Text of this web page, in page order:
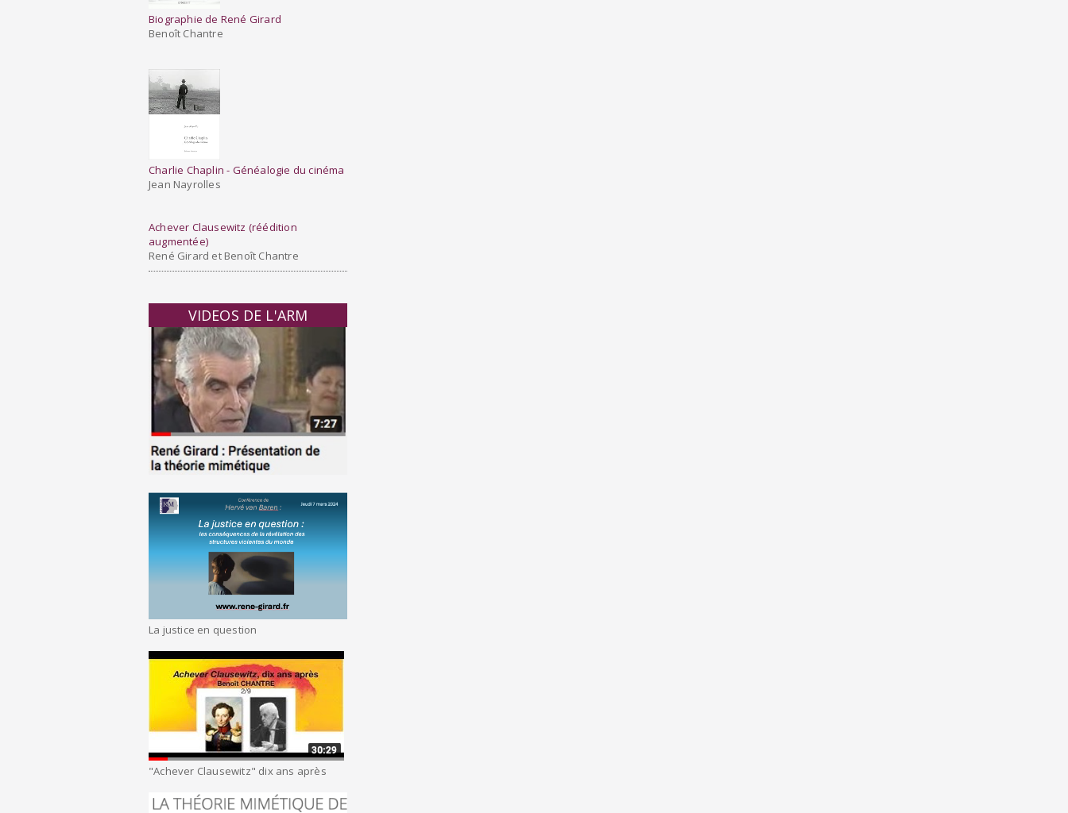
Biographie de René Girard
Benoît Chantre
Charlie Chaplin - Généalogie du cinéma
Jean Nayrolles
Achever Clausewitz (réédition
augmentée)
René Girard et Benoît Chantre
VIDEOS DE L'ARM
La justice en question
"Achever Clausewitz" dix ans après